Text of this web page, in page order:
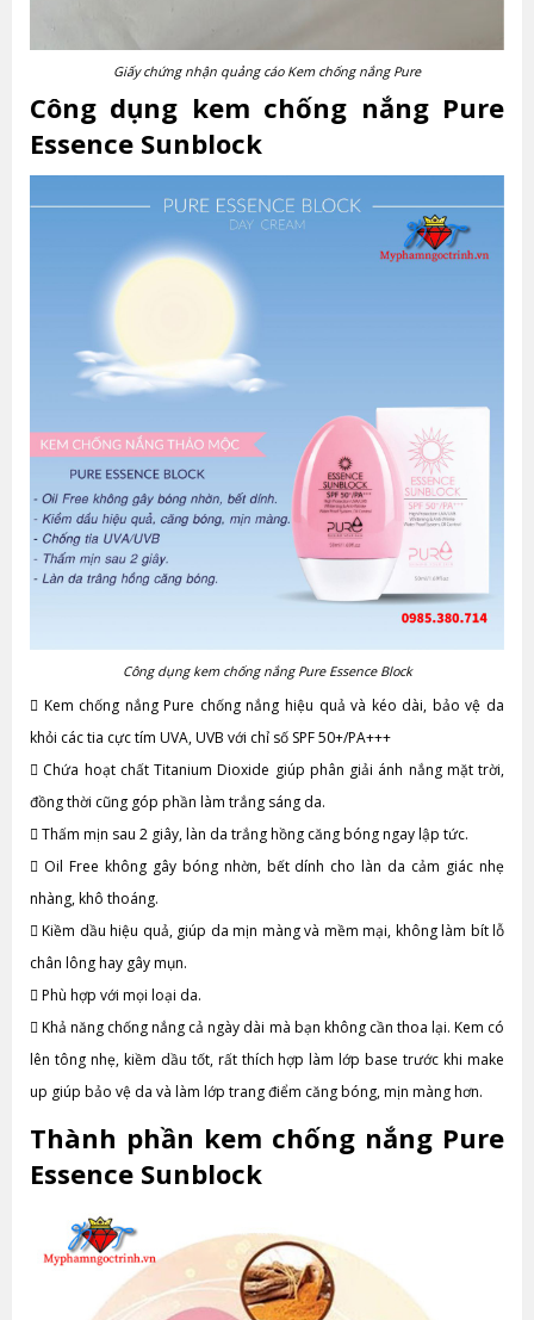
Giấy chứng nhận quảng cáo Kem chống nắng Pure
Công dụng kem chống nắng Pure
Essence Sunblock
Công dụng kem chống nắng Pure Essence Block
 Kem chống nắng Pure chống nắng hiệu quả và kéo dài, bảo vệ da
khỏi các tia cực tím UVA, UVB với chỉ số SPF 50+/PA+++
 Chứa hoạt chất Titanium Dioxide giúp phân giải ánh nắng mặt trời,
đồng thời cũng góp phần làm trắng sáng da.
 Thấm mịn sau 2 giây, làn da trắng hồng căng bóng ngay lập tức.
 Oil Free không gây bóng nhờn, bết dính cho làn da cảm giác nhẹ
nhàng, khô thoáng.
 Kiềm dầu hiệu quả, giúp da mịn màng và mềm mại, không làm bít lỗ
chân lông hay gây mụn.
 Phù hợp với mọi loại da.
 Khả năng chống nắng cả ngày dài mà bạn không cần thoa lại. Kem có
lên tông nhẹ, kiềm dầu tốt, rất thích hợp làm lớp base trước khi make
up giúp bảo vệ da và làm lớp trang điểm căng bóng, mịn màng hơn.
Thành phần kem chống nắng Pure
Essence Sunblock